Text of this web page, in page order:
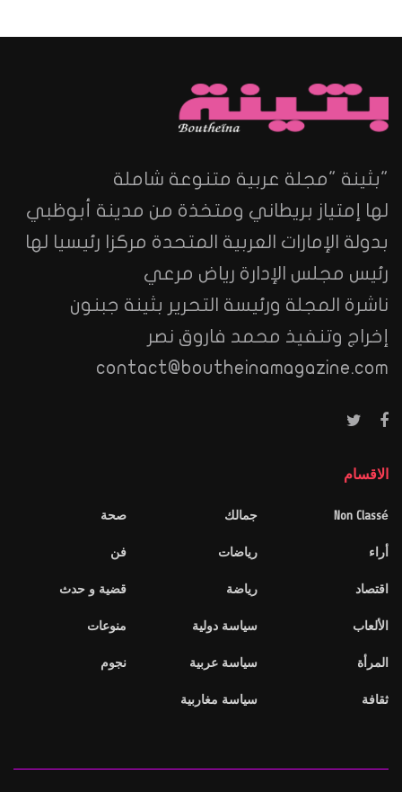
"بثينة "مجلة عربية متنوعة شاملة
لها إمتياز بريطاني ومتخذة من مدينة أبوظبي
بدولة الإمارات العربية المتحدة مركزا رئيسيا لها
رئيس مجلس الإدارة رياض مرعي
ناشرة المجلة ورئيسة التحرير بثينة جبنون
إخراج وتنفيذ محمد فاروق نصر
contact@boutheinamagazine.com
الاقسام
Non Classé
أراء
اقتصاد
الألعاب
المرأة
ثقافة
جمالك
رياضات
رياضة
سياسة دولية
سياسة عربية
سياسة مغاربية
صحة
فن
قضية و حدث
منوعات
نجوم